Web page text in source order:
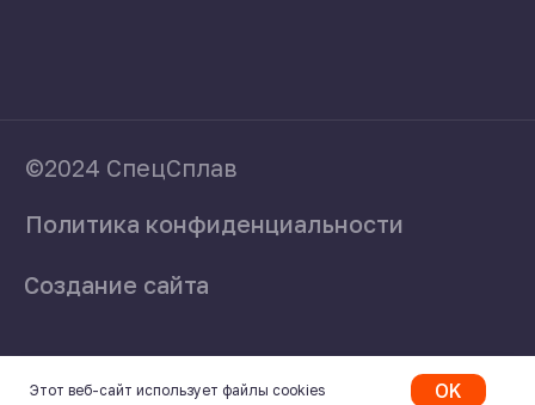
Этот веб-сайт использует файлы cookies OK